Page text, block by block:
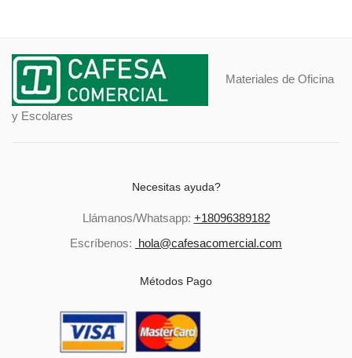
Materiales de Oficina
y Escolares
Necesitas ayuda?
Llámanos/Whatsapp: +18096389182
Escríbenos: hola@cafesacomercial.com
Métodos Pago